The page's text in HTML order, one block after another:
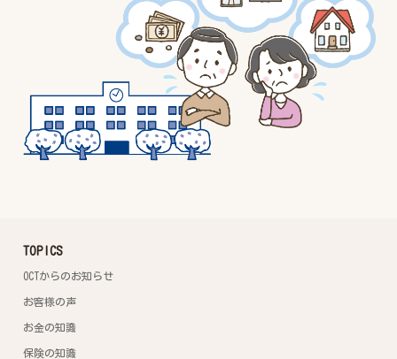
TOPICS
OCTからのお知らせ
お客様の声
お金の知識
保険の知識